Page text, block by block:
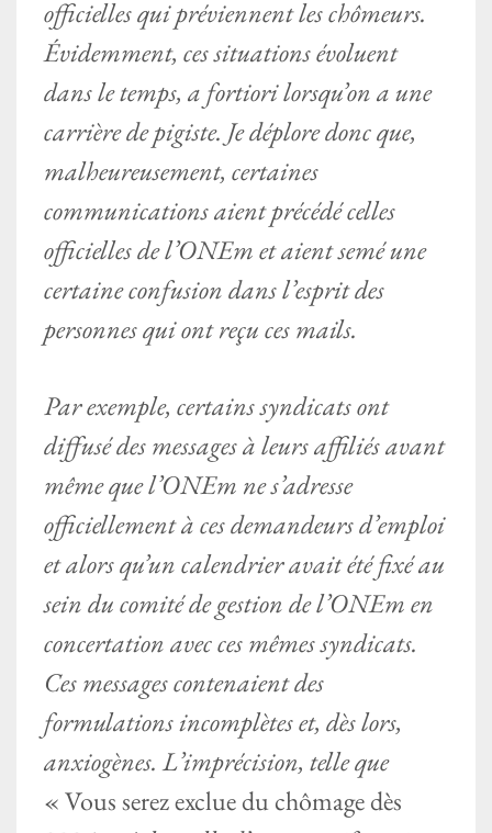
officielles qui préviennent les chômeurs.
Évidemment, ces situations évoluent
dans le temps, a fortiori lorsqu’on a une
carrière de pigiste. Je déplore donc que,
malheureusement, certaines
communications aient précédé celles
officielles de l’ONEm et aient semé une
certaine confusion dans l’esprit des
personnes qui ont reçu ces mails.
Par exemple, certains syndicats ont
diffusé des messages à leurs affiliés avant
même que l’ONEm ne s’adresse
officiellement à ces demandeurs d’emploi
et alors qu’un calendrier avait été fixé au
sein du comité de gestion de l’ONEm en
concertation avec ces mêmes syndicats.
Ces messages contenaient des
formulations incomplètes et, dès lors,
anxiogènes. L’imprécision, telle que
« Vous serez exclue du chômage dès